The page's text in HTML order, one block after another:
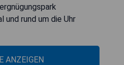
und rund um die Uhr
ANZEIGEN